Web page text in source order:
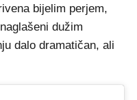
bijelim perjem,
dužim
dalo dramatičan, ali